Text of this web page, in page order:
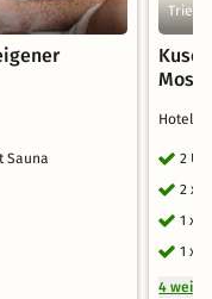
Sauna
Trier,
Hotel
2
2 x
1 x
1 x
4